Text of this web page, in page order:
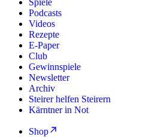
Podcasts
Videos
Rezepte
E-Paper
Club
Gewinnspiele
Newsletter
Archiv
Steirer helfen Steirern
Kärntner in Not
Shop